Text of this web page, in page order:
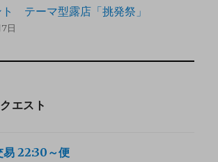
ト テーマ型露店「挑発祭」
日
エスト
易 22:30～便